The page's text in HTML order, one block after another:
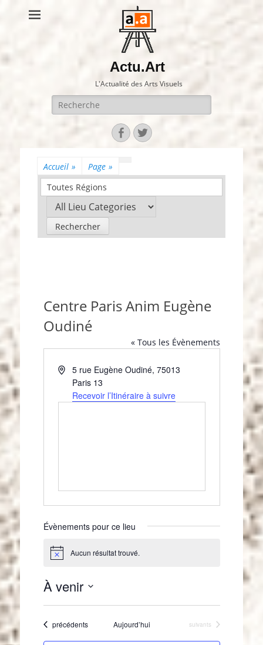
Actu.Art
L'Actualité des Arts Visuels
Recherche
pour:
Facebook
Twitter
Accueil » Page »
Toutes Régions
Centre Paris Anim Eugène
Oudiné
« Tous les Évènements
A
5 rue Eugène Oudiné,75013
Paris 13
Recevoir l’Itinéraire à suivre
Évènements pour ce lieu
N
i
c
e
Aucun résultat trouvé.
À venir
l
e
Évènements
précédents Aujourd’hui Évènements
suivants